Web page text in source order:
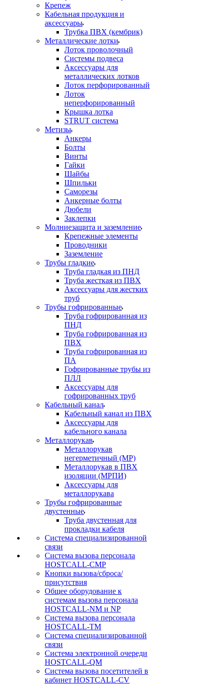
Крепеж
Кабельная продукция и
аксессуары
Трубка ПВХ (кембрик)
Металлические лотки
Лоток проволочный
Системы подвеса
Аксессуары для
металлических лотков
Лоток перфорированный
Лоток
неперфорированный
Крышка лотка
STRUT система
Метизы
Анкеры
Болты
Винты
Гайки
Шайбы
Шпильки
Саморезы
Анкерные болты
Дюбели
Заклепки
Молниезащита и заземление
Крепежные элементы
Проводники
Заземление
Трубы гладкие
Труба гладкая из ПНД
Труба жесткая из ПВХ
Аксессуары для жестких
труб
Трубы гофрированные
Труба гофрированная из
ПНД
Труба гофрированная из
ПВХ
Труба гофрированная из
ПА
Гофрированные трубы из
ПЛЛ
Аксессуары для
гофрированных труб
Кабельный канал
Кабельный канал из ПВХ
Аксессуары для
кабельного канала
Металлорукав
Металлорукав
негерметичный (МР)
Металлорукав в ПВХ
изоляции (МРПИ)
Аксессуары для
металлорукава
Трубы гофрированные
двустенные
Труба двустенная для
прокладки кабеля
Система специализированной
связи
Cистема вызова персонала
HOSTCALL-CMP
Кнопки вызова/сброса/
присутствия
Общее оборудование к
системам вызова персонала
HOSTCALL-NM и NP
Система вызова персонала
HOSTCALL-TM
Система специализированной
связи
Система электронной очереди
HOSTCALL-QM
Cистема вызова посетителей в
кабинет HOSTCALL-CV